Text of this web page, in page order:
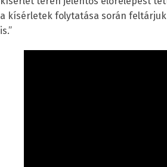
a kísérletek folytatása során
is.”